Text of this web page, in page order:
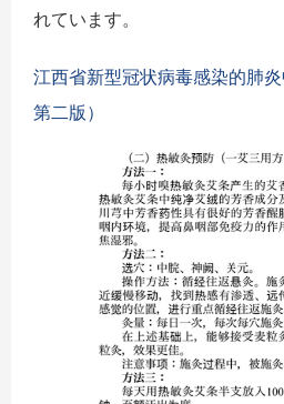
れています。
江西省新型冠状病毒感染的肺
第二版）